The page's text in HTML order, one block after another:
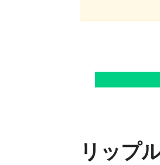
リップ